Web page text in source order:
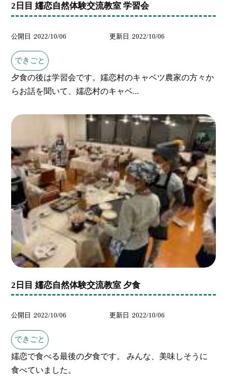
2日目 嬬恋自然体験交流教室 学習会
公開日 2022/10/06 更新日 2022/10/06
できごと
夕食の後は学習会です。嬬恋村のキャベツ農家の方々か
らお話を聞いて、嬬恋村のキャベ...
2日目 嬬恋自然体験交流教室 夕食
公開日 2022/10/06 更新日 2022/10/06
できごと
嬬恋で食べる最後の夕食です。 みんな、美味しそうに
食べていました。